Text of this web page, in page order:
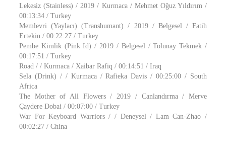
Lekesiz (Stainless) / 2019 / Kurmaca / Mehmet Oğuz Yıldırım /
00:13:34 / Turkey
Memlevri (Yaylacı) (Transhumant) / 2019 / Belgesel / Fatih
Ertekin / 00:22:27 / Turkey
Pembe Kimlik (Pink Id) / 2019 / Belgesel / Tolunay Tekmek /
00:17:51 / Turkey
Road / / Kurmaca / Xaibar Rafiq / 00:14:51 / Iraq
Sela (Drink) / / Kurmaca / Rafieka Davis / 00:25:00 / South
Africa
The Mother of All Flowers / 2019 / Canlandırma / Merve
Çaydere Dobai / 00:07:00 / Turkey
War For Keyboard Warriors / / Deneysel / Lam Can-Zhao /
00:02:27 / China